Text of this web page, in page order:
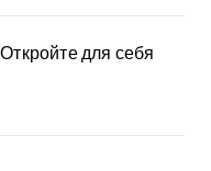
для себя